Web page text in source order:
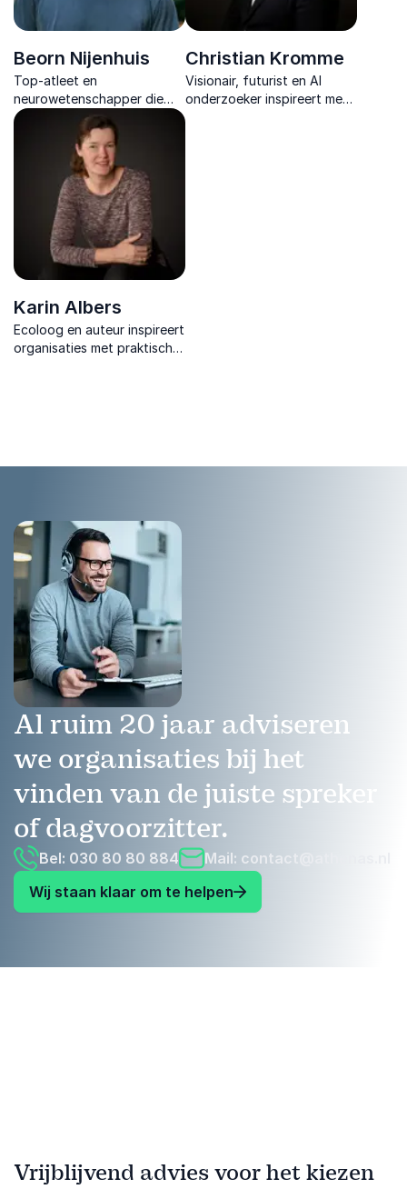
Beorn Nijenhuis
Top-atleet en
neurowetenschapper die
sport en wetenschap
verbind met het
bedrijfsleven.
Christian Kromme
Visionair, futurist en AI
onderzoeker inspireert met
Karin Albers
Ecoloog en auteur inspireert
organisaties met praktische
Al ruim 20 jaar adviseren
we organisaties bij het
vinden van de juiste spreker
of dagvoorzitter.
Bel: 030 80 80 884 Mail: contact@athenas.nl
Wij staan klaar om te helpen
Vrijblijvend advies voor het kiezen